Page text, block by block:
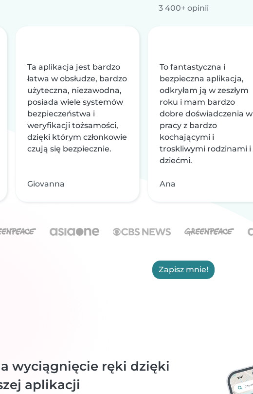
3 400+ opinii
Ta aplikacja jest bardzo
łatwa w obsłudze, bardzo
użyteczna, niezawodna,
posiada wiele systemów
bezpieczeństwa i
weryfikacji tożsamości,
dzięki którym członkowie
czują się bezpiecznie.
Giovanna
To fantastyczna i
bezpieczna aplikacja,
odkryłam ją w zeszłym
roku i mam bardzo
dobre doświadczenia w
pracy z bardzo
kochającymi i
troskliwymi rodzinami i
dziećmi.
Ana
Zapisz mnie!
wyciągnięcie ręki dzięki
aplikacji